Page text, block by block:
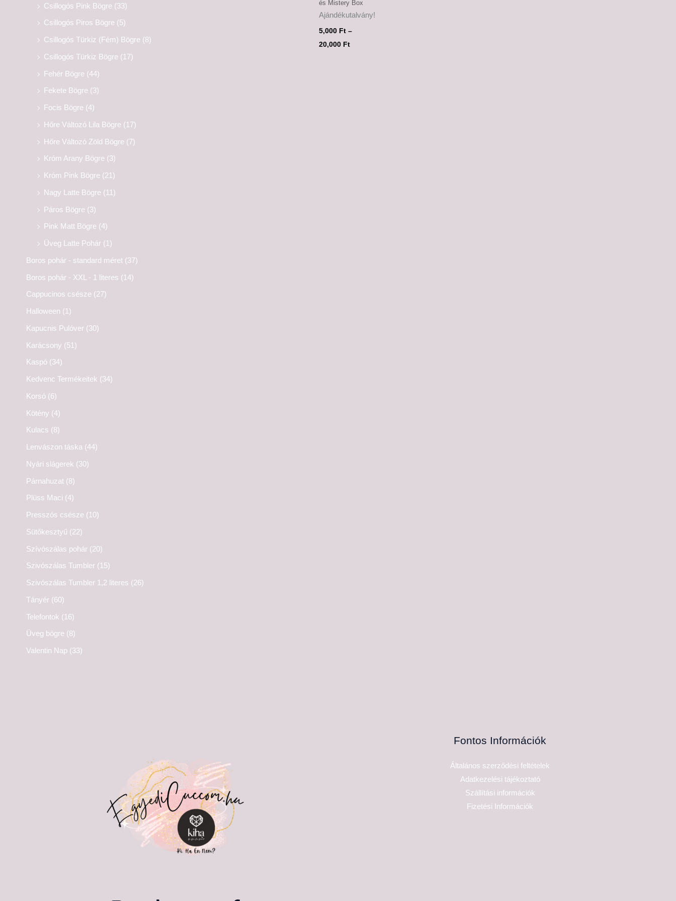
Csillogós Pink Bögre (33)
Csillogós Piros Bögre (5)
Csillogós Türkiz (Fém) Bögre (8)
Csillogós Türkiz Bögre (17)
Fehér Bögre (44)
Fekete Bögre (3)
Focis Bögre (4)
Hőre Változó Lila Bögre (17)
Hőre Változó Zöld Bögre (7)
Króm Arany Bögre (3)
Króm Pink Bögre (21)
Nagy Latte Bögre (11)
Páros Bögre (3)
Pink Matt Bögre (4)
Üveg Latte Pohár (1)
Boros pohár - standard méret (37)
Boros pohár - XXL - 1 literes (14)
Cappucinos csésze (27)
Halloween (1)
Kapucnis Pulóver (30)
Karácsony (51)
Kaspó (34)
Kedvenc Termékeitek (34)
Korsó (6)
Kötény (4)
Kulacs (8)
Lenvászon táska (44)
Nyári slágerek (30)
Párnahuzat (8)
Plüss Maci (4)
Presszós csésze (10)
Sütőkesztyű (22)
Szívószálas pohár (20)
Szivószálas Tumbler (15)
Szivószálas Tumbler 1,2 literes (26)
Tányér (60)
Telefontok (16)
Üveg bögre (8)
Valentin Nap (33)
és Mistery Box
Ajándékutalvány!
5,000 Ft –
20,000 Ft
Fontos Információk
Általános szerződési feltételek
Adatkezelési tájékoztató
Szállítási információk
Fizetési Információk